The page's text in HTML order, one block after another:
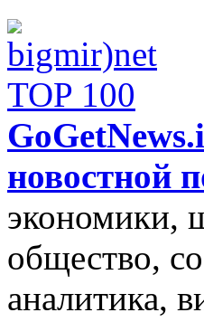
новостной
экономики,
общество,
аналитика,